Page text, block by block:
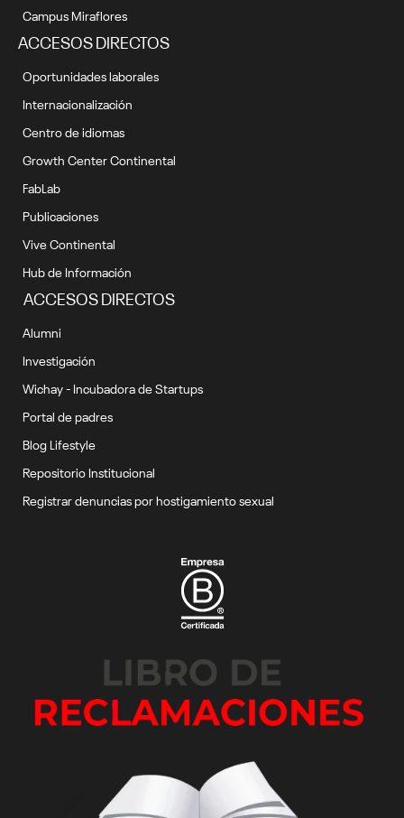
Campus Miraflores
ACCESOS DIRECTOS
Oportunidades laborales
Internacionalización
Centro de idiomas
Growth Center Continental
FabLab
Publicaciones
Vive Continental
Hub de Información
ACCESOS DIRECTOS
Alumni
Investigación
Wichay - Incubadora de Startups
Portal de padres
Blog Lifestyle
Repositorio Institucional
Registrar denuncias por hostigamiento sexual